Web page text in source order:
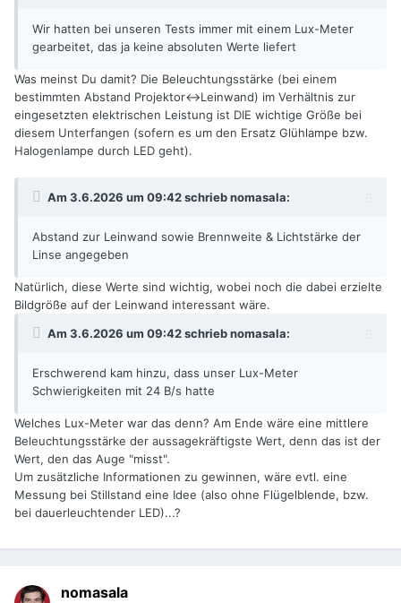
Wir hatten bei unseren Tests immer mit einem Lux-Meter
gearbeitet, das ja keine absoluten Werte liefert
Was meinst Du damit? Die Beleuchtungsstärke (bei einem
bestimmten Abstand Projektor<->Leinwand) im Verhältnis zur
eingesetzten elektrischen Leistung ist DIE wichtige Größe bei
diesem Unterfangen (sofern es um den Ersatz Glühlampe bzw.
Halogenlampe durch LED geht).
Am 3.6.2026 um 09:42 schriebnomasala:
Abstand zur Leinwand sowie Brennweite & Lichtstärke der
Linse angegeben
Natürlich, diese Werte sind wichtig, wobei noch die dabei erzielte
Bildgröße auf der Leinwand interessant wäre.
Am 3.6.2026 um 09:42 schriebnomasala:
Erschwerend kam hinzu, dass unser Lux-Meter
Schwierigkeiten mit 24 B/s hatte
Welches Lux-Meter war das denn? Am Ende wäre eine mittlere
Beleuchtungsstärke der aussagekräftigste Wert, denn das ist der
Wert, den das Auge "misst".
Um zusätzliche Informationen zu gewinnen, wäre evtl. eine
Messung bei Stillstand eine Idee (also ohne Flügelblende, bzw.
bei dauerleuchtender LED)...?
nomasala